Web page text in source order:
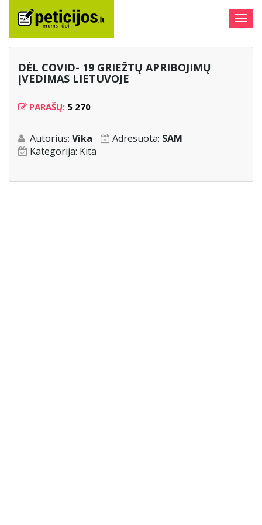
DĖL COVID- 19 GRIEŽTŲ APRIBOJIMŲ
ĮVEDIMAS LIETUVOJE
PARAŠŲ: 5 270
Autorius: Vika Adresuota: SAM
Kategorija: Kita